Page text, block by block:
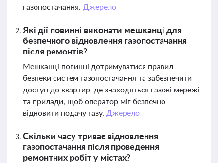
газопостачання. Джерело
Які дії повинні виконати мешканці для
безпечного відновлення газопостачання
після ремонтів?
Мешканці повинні дотримуватися правил
безпеки систем газопостачання та забезпечити
доступ до квартир, де знаходяться газові мережі
та прилади, щоб оператор міг безпечно
відновити подачу газу. Джерело
Скільки часу триває відновлення
газопостачання після проведення
ремонтних робіт у містах?